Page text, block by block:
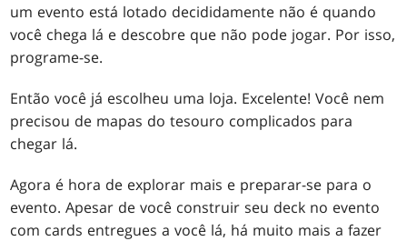
um evento está lotado decididamente não é quando
você chega lá e descobre que não pode jogar. Por isso,
programe-se.
Então você já escolheu uma loja. Excelente! Você nem
precisou de mapas do tesouro complicados para
chegar lá.
Agora é hora de explorar mais e preparar-se para o
evento. Apesar de você construir seu deck no evento
com cards entregues a você lá, há muito mais a fazer